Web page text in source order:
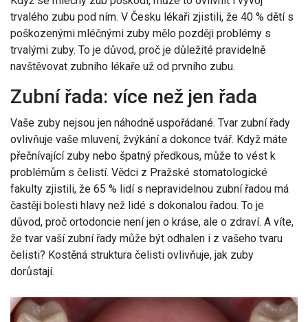
trvalého zubu pod ním. V Česku lékaři zjistili, že 40 % dětí s
poškozenými mléčnými zuby mělo později problémy s
trvalými zuby. To je důvod, proč je důležité pravidelně
navštěvovat zubního lékaře už od prvního zubu.
Zubní řada: více než jen řada
Vaše zuby nejsou jen náhodně uspořádané. Tvar zubní řady
ovlivňuje vaše mluvení, žvýkání a dokonce tvář. Když máte
přečnívající zuby nebo špatný předkous, může to vést k
problémům s čelistí. Vědci z Pražské stomatologické
fakulty zjistili, že 65 % lidí s nepravidelnou zubní řadou má
častěji bolesti hlavy než lidé s dokonalou řadou. To je
důvod, proč ortodoncie není jen o kráse, ale o zdraví. A víte,
že tvar vaší zubní řady může být odhalen i z vašeho tvaru
čelisti? Kostěná struktura čelisti ovlivňuje, jak zuby
dorůstají.